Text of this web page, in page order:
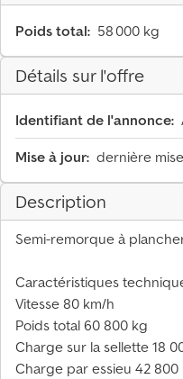
Poids total: 58 000 kg
Détails sur l'offre
Identifiant de l'annonce:
Mise à jour: dernière
Description
Semi-remorque à
Caractéristiques
Vitesse 80 km/h
Poids total 60 800 kg
Charge sur la sellette 18
Charge par essieu 42 800